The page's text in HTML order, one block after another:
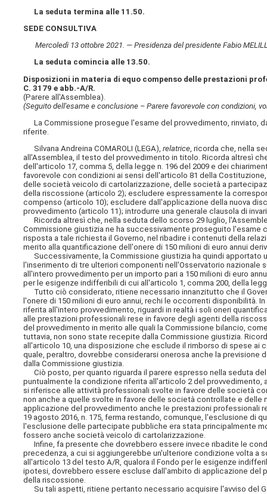
La seduta termina alle 11.50.
SEDE CONSULTIVA
Mercoledì 13 ottobre 2021. — Presidenza del presidente Fabio
La seduta comincia alle 13.50.
Disposizioni in materia di equo compenso delle prestazioni
C. 3179 e abb.-A/R.
(Parere all'Assemblea).
(Seguito dell'esame e conclusione – Parere favorevole con condizioni,
La Commissione prosegue l'esame del provvedimento, rinviato,
riferite.
Silvana Andreina COMAROLI (LEGA),relatrice, ricorda che, nella
all'Assemblea, il testo del provvedimento in titolo. Ricorda altresì
dell'articolo 17, comma 5, della legge n. 196 del 2009 e dei
favorevole con condizioni ai sensi dell'articolo 81 della
delle società veicolo di cartolarizzazione, delle società a
della riscossione (articolo 2); escludere espressamente la
compenso (articolo 10); escludere dall'applicazione della nuova
provvedimento (articolo 11); introdurre una generale clausola di
Ricorda altresì che, nella seduta dello scorso 29 luglio,
Commissione giustizia ne ha successivamente proseguito
risposta a tale richiesta il Governo, nel ribadire i contenuti della
merito alla quantificazione dell'onere di 150 milioni di euro annui
Successivamente, la Commissione giustizia ha quindi apportato
l'inserimento di tre ulteriori componenti nell'Osservatorio nazionale
all'intero provvedimento per un importo pari a 150 milioni di euro
per le esigenze indifferibili di cui all'articolo 1, comma 200, della
Tutto ciò considerato, ritiene necessario innanzitutto che il
l'onere di 150 milioni di euro annui, rechi le occorrenti
riferita all'intero provvedimento, riguardi in realtà i soli oneri
alle prestazioni professionali rese in favore degli agenti della
del provvedimento in merito alle quali la Commissione bilancio,
tuttavia, non sono state recepite dalla Commissione giustizia.
all'articolo 10, una disposizione che esclude il rimborso di spese ai
quale, peraltro, dovrebbe considerarsi onerosa anche la
dalla Commissione giustizia.
Ciò posto, per quanto riguarda il parere espresso nella seduta
puntualmente la condizione riferita all'articolo 2 del
si riferisce alle attività professionali svolte in favore delle società
non anche a quelle svolte in favore delle società controllate e
applicazione del provvedimento anche le prestazioni
19 agosto 2016, n. 175, ferma restando, comunque, l'esclusione
l'esclusione delle partecipate pubbliche era stata principalmente
fossero anche società veicolo di cartolarizzazione.
Infine, fa presente che dovrebbero essere invece ribadite le
precedenza, a cui si aggiungerebbe un'ulteriore condizione volta a
all'articolo 13 del testo A/R, qualora il Fondo per le esigenze
ipotesi, dovrebbero essere escluse dall'ambito di applicazione
della riscossione.
Su tali aspetti, ritiene pertanto necessario acquisire l'avviso del